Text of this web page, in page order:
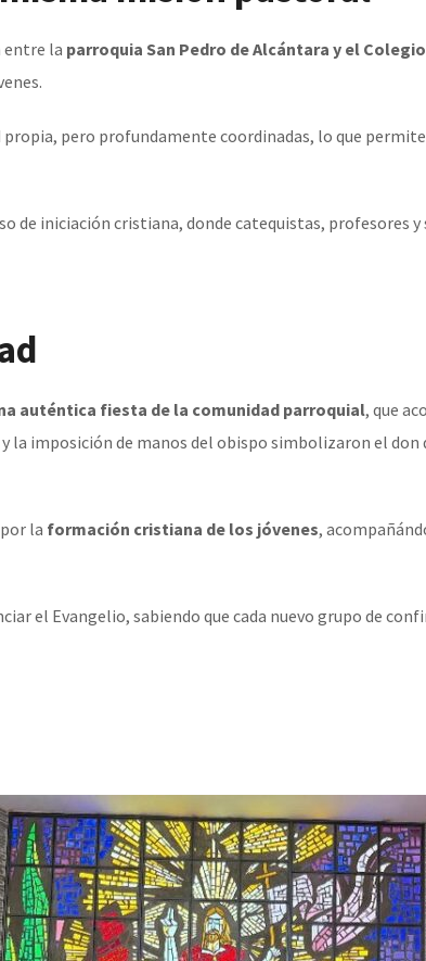
entre la parroquia San Pedro de Alcántara y el
pero profundamente coordinadas, lo que
de iniciación cristiana, donde catequistas, profesores
auténtica fiesta de la comunidad parroquial, que
la imposición de manos del obispo simbolizaron el
la formación cristiana de los jóvenes,
el Evangelio, sabiendo que cada nuevo grupo de